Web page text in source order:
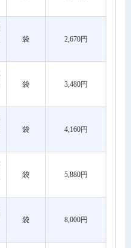
袋 2,670円
袋 3,480円
袋 4,160円
袋 5,880円
袋 8,000円